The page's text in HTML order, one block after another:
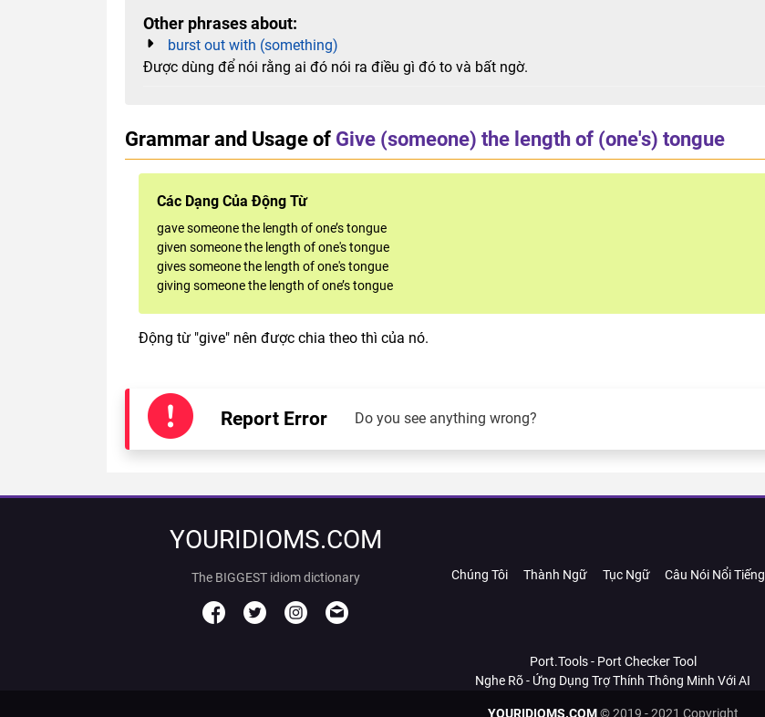
Other phrases about:
burst out with (something)
Được dùng để nói rằng ai đó nói ra điều gì đó to và bất ngờ.
Grammar and Usage of Give (someone) the length of (one's) tongue
Các Dạng Của Động Từ
gave someone the length of one’s tongue
given someone the length of one's tongue
gives someone the length of one's tongue
giving someone the length of one’s tongue
Động từ "give" nên được chia theo thì của nó.
Report Error Do you see anything wrong?
YOURIDIOMS.COM
The BIGGEST idiom dictionary Chúng Tôi Thành Ngữ Tục Ngữ Câu Nói Nổi Tiếng
Port.Tools - Port Checker Tool
Nghe Rõ - Ứng Dụng Trợ Thính Thông Minh Với AI
YOURIDIOMS.COM© 2019 - 2021 Copyright